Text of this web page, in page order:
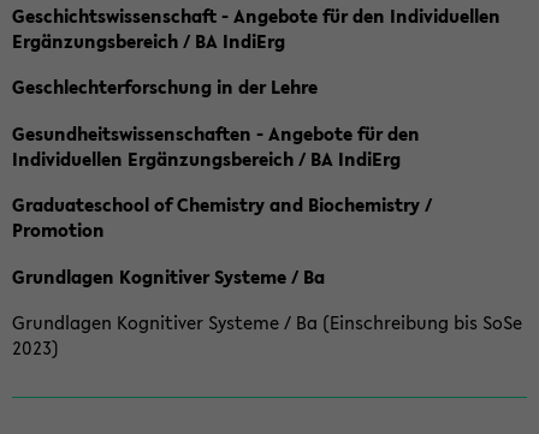
Geschichtswissenschaft - Angebote für den Individuellen
Ergänzungsbereich / BA IndiErg
Geschlechterforschung in der Lehre
Gesundheitswissenschaften - Angebote für den
Individuellen Ergänzungsbereich / BA IndiErg
Graduateschool of Chemistry and Biochemistry /
Promotion
Grundlagen Kognitiver Systeme / Ba
Grundlagen Kognitiver Systeme / Ba (Einschreibung bis SoSe
2023)